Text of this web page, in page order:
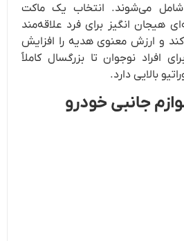
شامل می‌شوند. انتخاب یک ماکت
هیجان‌ انگیز برای فرد علاقه‌مند
و ارزش معنوی هدیه را افزایش
افراد نوجوان تا بزرگسال کاملاً
بالایی دارد.